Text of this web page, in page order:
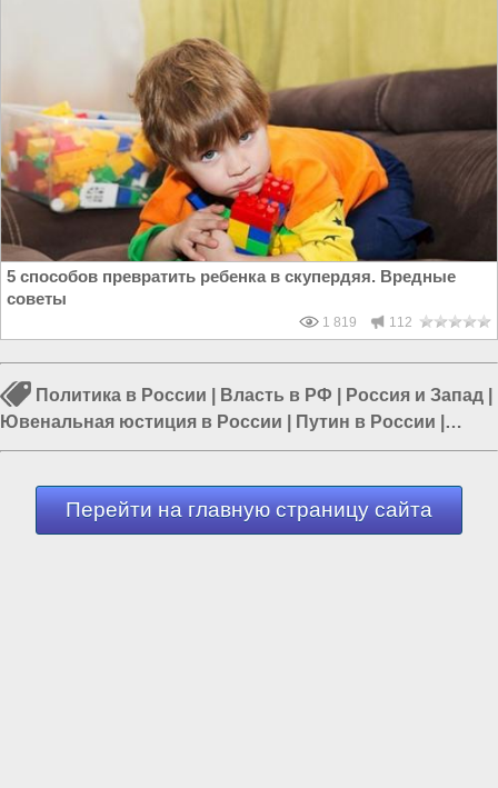
5 способов превратить ребенка в скупердяя. Вредные
советы
1 819 112
Политика в России Власть в РФ Россия и Запад
Ювенальная юстиция в России
Путин в России
Россия и Евразия|Россия и Европа
Перейти на главную страницу сайта